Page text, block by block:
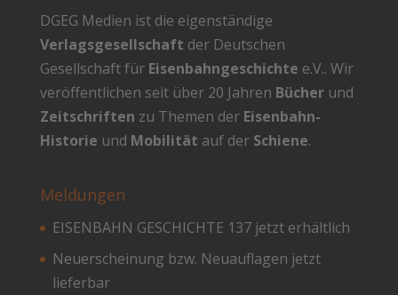
DGEG Medien ist die eigenständige
Verlagsgesellschaft der Deutschen
Gesellschaft für Eisenbahngeschichte e.V.. Wir
veröffentlichen seit über 20 Jahren Bücherund
Zeitschriften zu Themen der Eisenbahn-
Historie und Mobilität auf der Schiene.
Meldungen
EISENBAHN GESCHICHTE 137 jetzt erhältlich
Neuerscheinung bzw. Neuauflagen jetzt
lieferbar